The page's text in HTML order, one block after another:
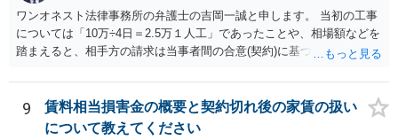
ワンオネスト法律事務所の弁護士の吉岡一誠と申します。 当初の工事
については「10万÷4日＝2.5万１人工」であったことや、相場額などを
踏まえると、相手方の請求は当事者間の合意(契約)に基づかない不当な
か支払う意向がない旨を伝えて、減額の交渉をすべきでしょう。 相手
方の立場としても、裁判を起こす時間や労力、経済的コストその他裁
判が終わるまでキャッシュが入ってこないことなどがネックになり得
9
賃料相当損害金の概要と契約切れ後の家賃の扱い
について教えてください